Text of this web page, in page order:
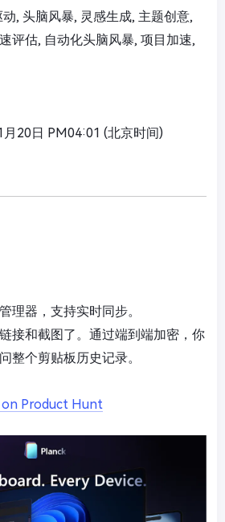
动, 头脑风暴, 灵感生成, 主题创意,
评估, 自动化头脑风暴, 项目加速,
月20日 PM04:01 (北京时间)
理器，支持实时同步。
接和截图了。通过端到端加密，你
整个剪贴板历史记录。
on Product Hunt